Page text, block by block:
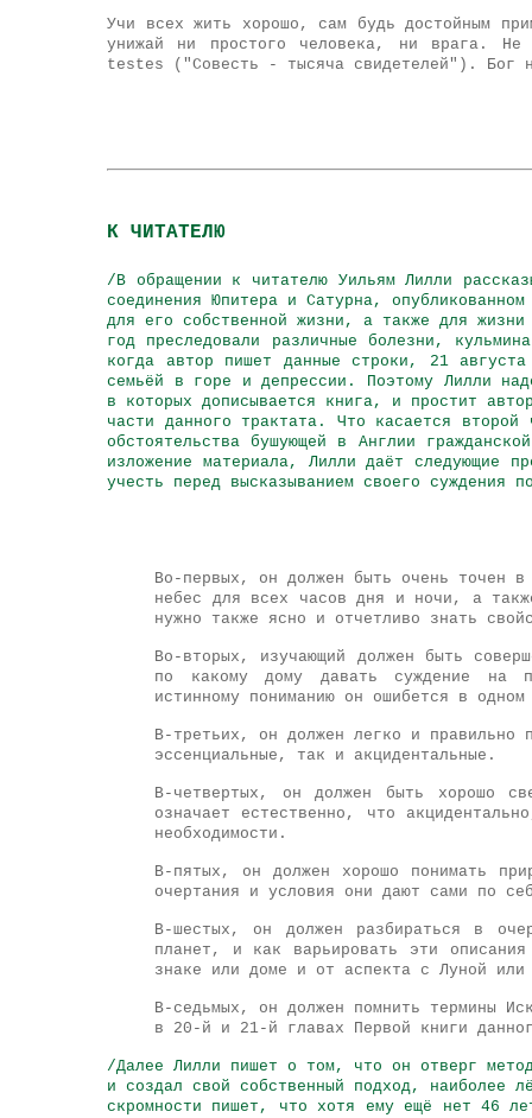
Учи всех жить хорошо, сам будь достойным
унижай ни простого человека, ни врага.
testes ("Совесть - тысяча свидетелей"). Бог
К ЧИТАТЕЛЮ
/В обращении к читателю Уильям Лилли
соединения Юпитера и Сатурна,
для его собственной жизни, а также для
год преследовали различные болезни,
когда автор пишет данные строки, 21
семьёй в горе и депрессии. Поэтому Лилли
в которых дописывается книга, и простит
части данного трактата. Что касается
обстоятельства бушующей в Англии
изложение материала, Лилли даёт следующие
учесть перед высказыванием своего суждения
Во-первых, он должен быть очень точен в
небес для всех часов дня и ночи, а
нужно также ясно и отчетливо знать
Во-вторых, изучающий должен быть
по какому дому давать суждение на
истинному пониманию он ошибется в
В-третьих, он должен легко и правильно
эссенциальные, так и акцидентальные.
В-четвертых, он должен быть хорошо
означает естественно, что
необходимости.
В-пятых, он должен хорошо понимать
очертания и условия они дают сами по
В-шестых, он должен разбираться в
планет, и как варьировать эти
знаке или доме и от аспекта с Луной или
В-седьмых, он должен помнить термины
в 20-й и 21-й главах Первой книги
/Далее Лилли пишет о том, что он отверг
и создал свой собственный подход, наиболее
скромности пишет, что хотя ему ещё нет 46